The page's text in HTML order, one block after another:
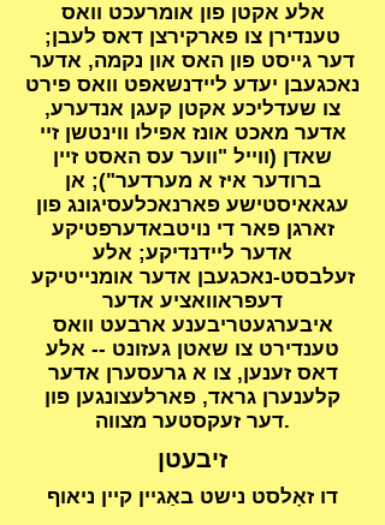
אלע אקטן פון אומרעכט וואס
טענדירן צו פארקירצן דאס לעבן;
דער גייסט פון האס און נקמה, אדער
נאכגעבן יעדע ליידנשאפט וואס פירט
צו שעדליכע אקטן קעגן אנדערע,
אדער מאכט אונז אפילו ווינטשן זיי
שאדן (ווייל "ווער עס האסט זיין
ברודער איז א מערדער"); אן
עגאאיסטישע פארנאכלעסיגונג פון
זארגן פאר די נויטבאדערפטיקע
אדער ליידנדיקע; אלע
זעלבסט-נאכגעבן אדער אומנייטיקע
דעפראוואציע אדער
איבערגעטריבענע ארבעט וואס
טענדירט צו שאטן געזונט -- אלע
דאס זענען, צו א גרעסערן אדער
קלענערן גראד, פארלעצונגען פון
דער זעקסטער מצווה.
זיבעטן
דו זאָלסט נישט באַגיין קיין ניאוף